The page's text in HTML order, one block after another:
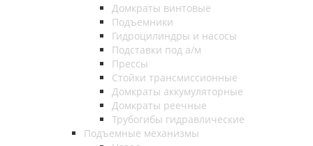
Домкраты винтовые
Подъемники
Гидроцилиндры и насосы
Подставки под а/м
Прессы
Стойки трансмиссионные
Домкраты аккумуляторные
Домкраты реечные
Трубогибы гидравлические
Подъемные механизмы